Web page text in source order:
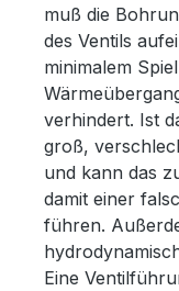
muß die
des Ventils
minimalem
verhindert. Ist
groß,
und kann das
damit einer
führen.
Eine